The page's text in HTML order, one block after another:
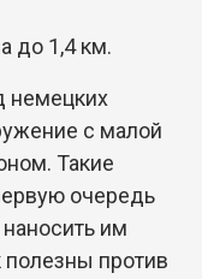
до 1,4 км.
немецких
с малой
Такие
очередь
наносить им
против